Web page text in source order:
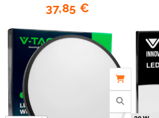
37,85 €
favorite_border